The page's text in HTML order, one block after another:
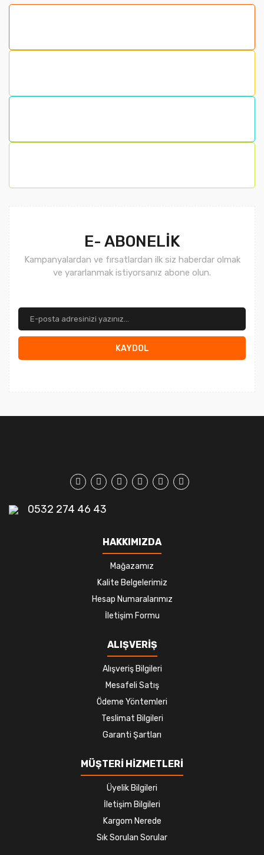
E- ABONELİK
Kampanyalardan ve fırsatlardan ilk siz haberdar olmak
ve yararlanmak istiyorsanız abone olun.
KAYDOL
0532 274 46 43
HAKKIMIZDA
Mağazamız
Kalite Belgelerimiz
Hesap Numaralarımız
İletişim Formu
ALIŞVERİŞ
Alışveriş Bilgileri
Mesafeli Satış
Ödeme Yöntemleri
Teslimat Bilgileri
Garanti Şartları
MÜŞTERİ HİZMETLERİ
Üyelik Bilgileri
İletişim Bilgileri
Kargom Nerede
Sık Sorulan Sorular